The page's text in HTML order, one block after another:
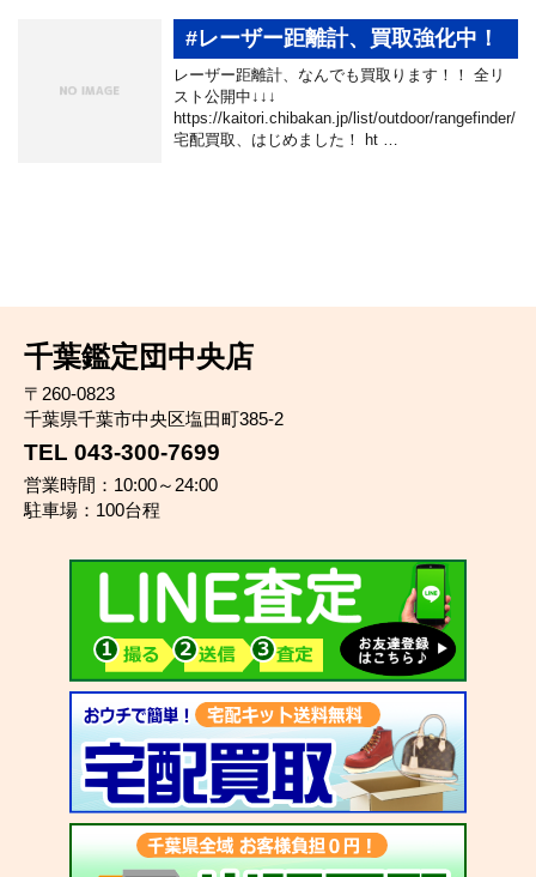
#レーザー距離計、買取強化中！
レーザー距離計、なんでも買取ります！！ 全リ
スト公開中↓↓↓
https://kaitori.chibakan.jp/list/outdoor/rangefinder/
宅配買取、はじめました！ ht …
千葉鑑定団中央店
〒260-0823
千葉県千葉市中央区塩田町385-2
TEL 043-300-7699
営業時間：10:00～24:00
駐車場：100台程